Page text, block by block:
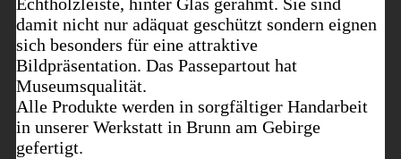
damit nicht nur adäquat geschützt sondern eignen
sich besonders für eine attraktive
Bildpräsentation. Das Passepartout hat
Museumsqualität.
Alle Produkte werden in sorgfältiger Handarbeit
in unserer Werkstatt in Brunn am Gebirge
gefertigt.